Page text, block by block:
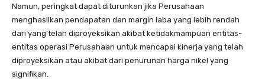
Namun, peringkat dapat diturunkan jika Perusahaan
menghasilkan pendapatan dan margin laba yang lebih rendah
dari yang telah diproyeksikan akibat ketidakmampuan entitas-
entitas operasi Perusahaan untuk mencapai kinerja yang telah
diproyeksikan atau akibat dari penurunan harga nikel yang
signifikan.